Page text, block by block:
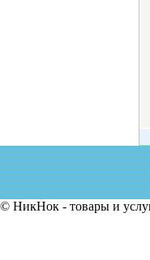
© НикНок - товары и